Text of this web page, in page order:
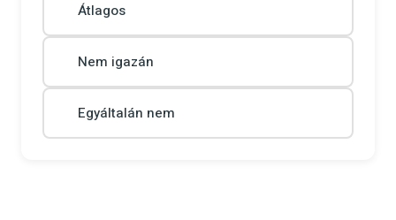
Átlagos
Nem igazán
Egyáltalán nem